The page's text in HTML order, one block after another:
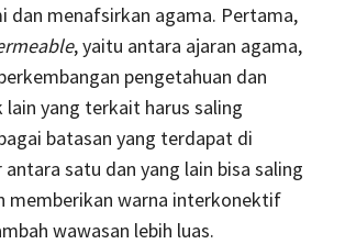
dan menafsirkan agama. Pertama,
, yaitu antara ajaran agama,
pengetahuan dan
lain yang terkait harus saling
batasan yang terdapat di
antara satu dan yang lain bisa saling
memberikan warna interkonektif
wawasan lebih luas.